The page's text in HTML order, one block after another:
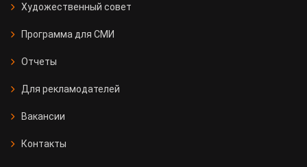
Художественный совет
Программа для СМИ
Отчеты
Для рекламодателей
Вакансии
Контакты